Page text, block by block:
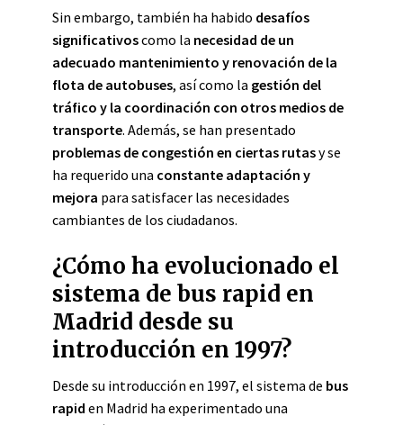
Sin embargo, también ha habido desafíos
significativoscomo la necesidad de un
adecuado mantenimiento y renovación de la
flota de autobuses, así como la gestión del
tráfico y la coordinación con otros medios de
transporte. Además, se han presentado
problemas de congestión en ciertas rutasy se
ha requerido una constante adaptación y
mejora para satisfacer las necesidades
cambiantes de los ciudadanos.
¿Cómo ha evolucionado el
sistema de bus rapid en
Madrid desde su
introducción en 1997?
Desde su introducción en 1997, el sistema de bus
rapid en Madrid ha experimentado una